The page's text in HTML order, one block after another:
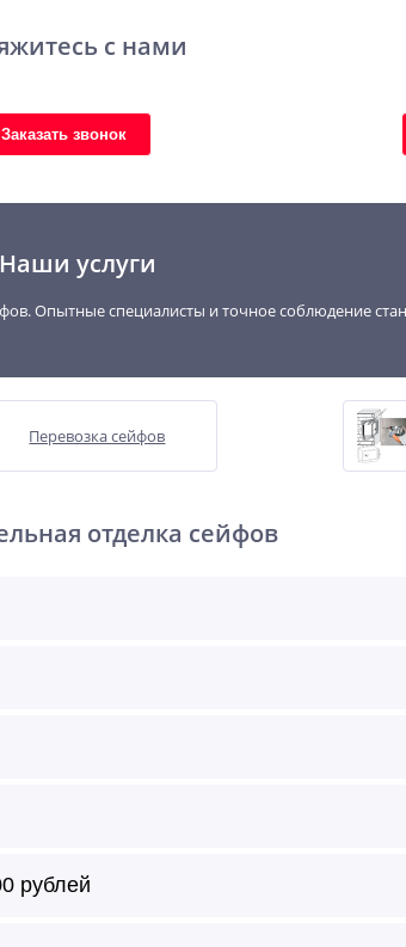
с нами
Заказать звонок
Наши услуги
Опытные специалисты и точное соблюдение
Перевозка сейфов
отделка сейфов
рублей